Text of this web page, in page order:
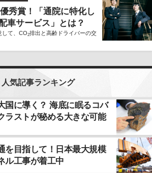
秀賞！「通院に特化し
車サービス」とは？
して、CO2排出と高齢ドライバーの交
人気記事ランキング
国に導く？ 海底に眠るコバ
ラストが秘める大きな可能
を目指して！日本最大規模
ル工事が着工中